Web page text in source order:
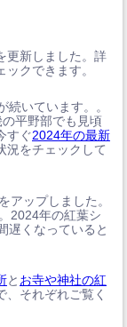
更新しました。詳
ックできます。
いています。。
平野部でも見頃
すぐ2024年の最新
況をチェックして
をアップしました。
2024年の紅葉シ
遅くなっていると
と お寺や神社の紅
、それぞれご覧く